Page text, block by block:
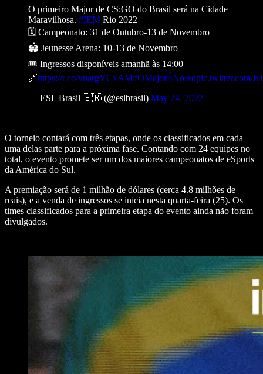
O primeiro Major de CS:GO do Brasil será na Cidade
Maravilhosa. #IEM Rio 2022
🗓️ Campeonato: 31 de Outubro-13 de Novembro
🏟️ Jeunesse Arena: 10-13 de Novembro
🎟️ Ingressos disponíveis amanhã às 14:00
🔗https://t.co/vnargYCxAM#OMajorÉNossopic.twitter.com/
— ESL Brasil 🇧🇷 (@eslbrasil) May 24, 2022
O torneio contará com três etapas, onde os classificados em cada
uma delas parte para a próxima fase. Contando com 24 equipes no
total, o evento promete ser um dos maiores campeonatos de eSports
da América do Sul.
A premiação será de 1 milhão de dólares (cerca 4.8 milhões de
reais), e a venda de ingressos se inicia nesta quarta-feira (25). Os
times classificados para a primeira etapa do evento ainda não foram
divulgados.